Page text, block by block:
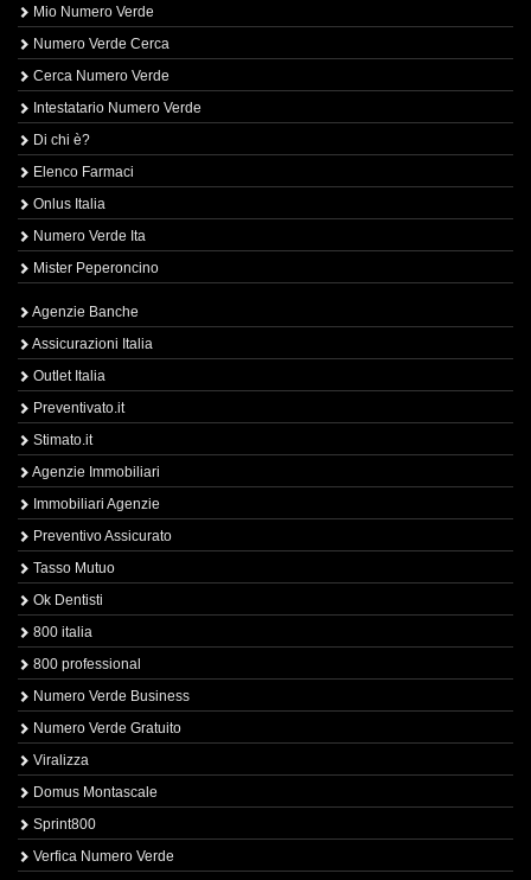
Mio Numero Verde
Numero Verde Cerca
Cerca Numero Verde
Intestatario Numero Verde
Di chi è?
Elenco Farmaci
Onlus Italia
Numero Verde Ita
Mister Peperoncino
Agenzie Banche
Assicurazioni Italia
Outlet Italia
Preventivato.it
Stimato.it
Agenzie Immobiliari
Immobiliari Agenzie
Preventivo Assicurato
Tasso Mutuo
Ok Dentisti
800 italia
800 professional
Numero Verde Business
Numero Verde Gratuito
Viralizza
Domus Montascale
Sprint800
Verfica Numero Verde